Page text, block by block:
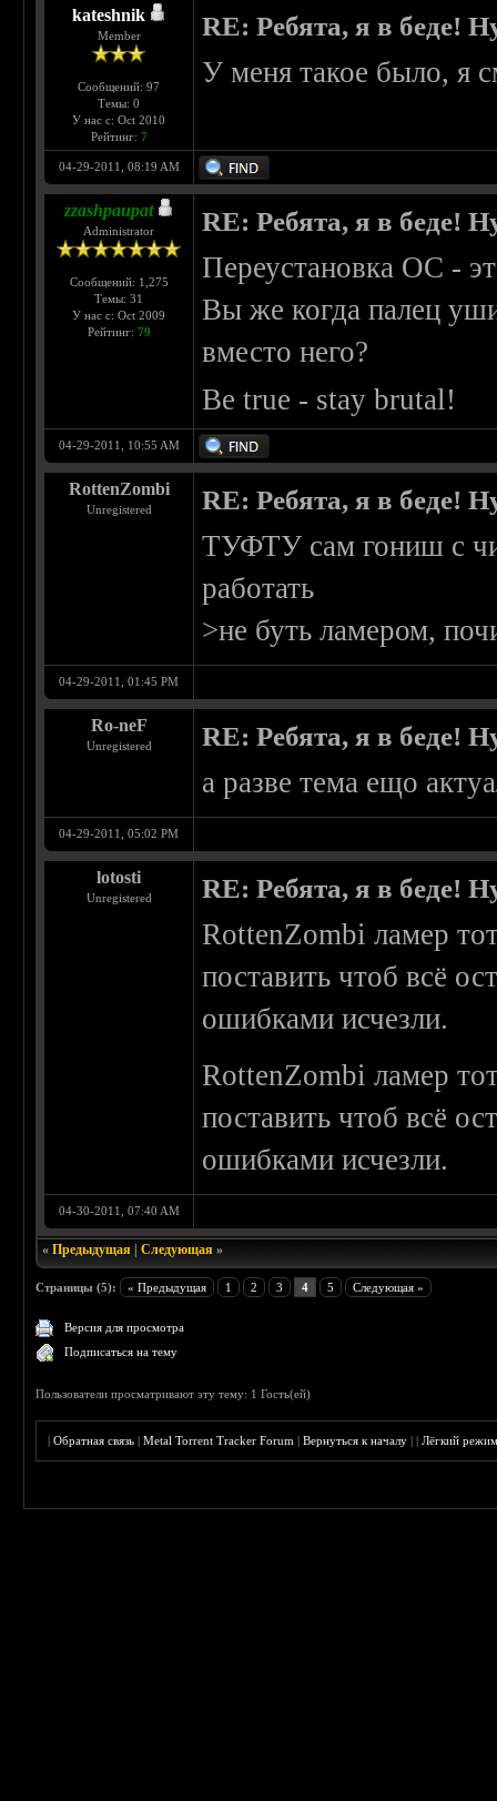
kateshnik
Member
Сообщений: 97
Темы: 0
У нас с: Oct 2010
Рейтинг: 7
RE: Ребята, я в беде!
У меня такое было, я
04-29-2011, 08:19 AM
zzashpaupat
Administrator
Сообщений: 1,275
Темы: 31
У нас с: Oct 2009
Рейтинг: 79
RE: Ребята, я в беде!
Переустановка ОС -
Вы же когда палец
вместо него?
Be true - stay brutal!
04-29-2011, 10:55 AM
RottenZombi
Unregistered RE: Ребята, я в беде!
ТУФТУ сам гониш с
работать
>не буть ламером,
04-29-2011, 01:45 PM
Ro-neF
Unregistered RE: Ребята, я в беде!
а разве тема ещо
04-29-2011, 05:02 PM
lotosti
Unregistered RE: Ребята, я в беде!
RottenZombi ламер
поставить чтоб всё
ошибками исчезли.
RottenZombi ламер
поставить чтоб всё
ошибками исчезли.
04-30-2011, 07:40 AM
«Предыдущая |Следующая »
Страницы (5): « Предыдущая 1 2 3 4 5 Следующая »
Версия для просмотра
Подписаться на тему
Пользователи просматривают эту тему: 1 Гость(ей)
|Обратная связь |Metal Torrent Tracker Forum |Вернуться к началу ||Лёгкий